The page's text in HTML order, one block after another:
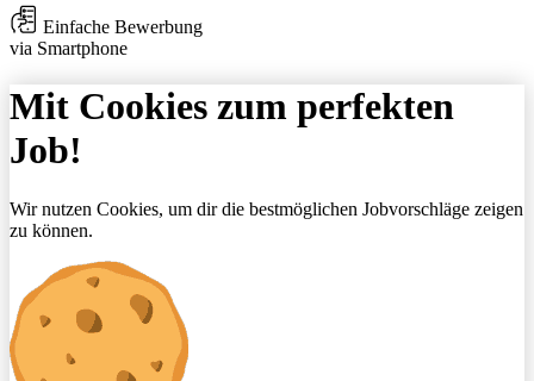
Einfache Bewerbung
via Smartphone
Mit Cookies zum perfekten
Job!
Wir nutzen Cookies, um dir die bestmöglichen Jobvorschläge zeigen
zu können.